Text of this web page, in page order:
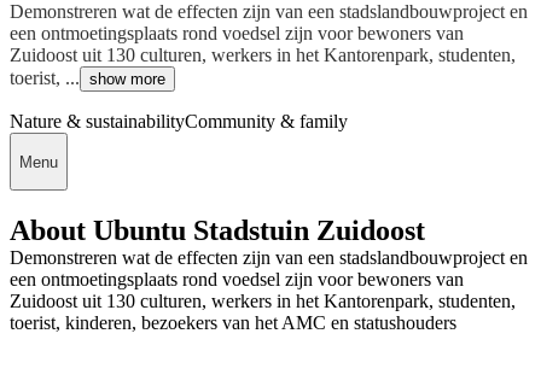
Demonstreren wat de effecten zijn van een stadslandbouwproject en
een ontmoetingsplaats rond voedsel zijn voor bewoners van
Zuidoost uit 130 culturen, werkers in het Kantorenpark, studenten,
toerist, ... show more
Nature & sustainabilityCommunity & family
Menu
About Ubuntu Stadstuin Zuidoost
Demonstreren wat de effecten zijn van een stadslandbouwproject en
een ontmoetingsplaats rond voedsel zijn voor bewoners van
Zuidoost uit 130 culturen, werkers in het Kantorenpark, studenten,
toerist, kinderen, bezoekers van het AMC en statushouders